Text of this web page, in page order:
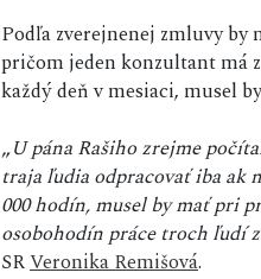
Podľa zverejnenej zmluvy by
pričom jeden konzultant má
každý deň v mesiaci, musel
„U pána Rašiho zrejme
traja ľudia odpracovať iba ak
000 hodín, musel by mať pri
osobohodín práce troch ľudí
SRVeronika Remišová.